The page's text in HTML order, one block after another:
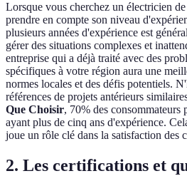
Lorsque vous cherchez un électricien
prendre en compte son niveau
plusieurs années d'expérience est
gérer des situations complexes et
entreprise qui a déjà traité avec des
spécifiques à votre région aura une
normes locales et des défis potentiels.
références de projets antérieurs
Que Choisir, 70% des consommateurs
ayant plus de cinq ans d'expérience.
joue un rôle clé dans la satisfaction des
2. Les certifications et